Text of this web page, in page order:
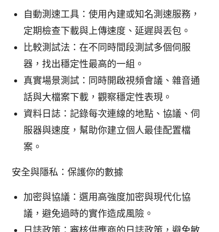
自動測速工具：使用內建或知名測速服務，
定期檢查下載與上傳速度、延遲與丟包。
比較測試法：在不同時間段測試多個伺服
器，找出穩定性最高的一組。
真實場景測試：同時開啟視頻會議、雜音通
話與大檔案下載，觀察穩定性表現。
資料日誌：記錄每次連線的地點、協議、伺
服器與速度，幫助你建立個人最佳配置檔
案。
安全與隱私：保護你的數據
加密與協議：選用高強度加密與現代化協
議，避免過時的實作造成風險。